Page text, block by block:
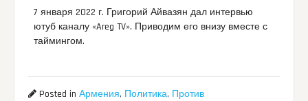
7 января 2022 г. Григорий Айвазян дал интервью
ютуб каналу «Areg TV». Приводим его внизу вместе с
таймингом.
Posted inАрмения, Политика, Против